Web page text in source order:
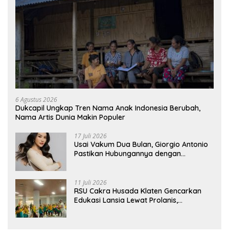
6 Agustus 2026
Dukcapil Ungkap Tren Nama Anak Indonesia Berubah,
Nama Artis Dunia Makin Populer
17 Juli 2026
Usai Vakum Dua Bulan, Giorgio Antonio
Pastikan Hubungannya dengan
11 Juli 2026
RSU Cakra Husada Klaten Gencarkan
Edukasi Lansia Lewat Prolanis,